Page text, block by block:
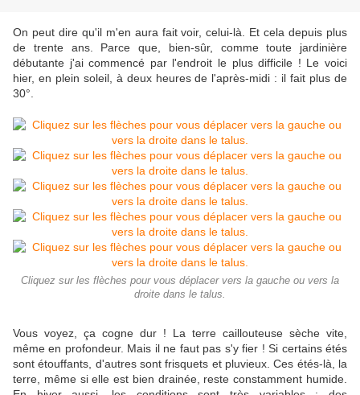
On peut dire qu'il m'en aura fait voir, celui-là. Et cela depuis plus
de trente ans. Parce que, bien-sûr, comme toute jardinière
débutante j'ai commencé par l'endroit le plus difficile ! Le voici
hier, en plein soleil, à deux heures de l'après-midi : il fait plus de
30°.
Cliquez sur les flèches pour vous déplacer vers la gauche ou vers la
droite dans le talus.
Vous voyez, ça cogne dur ! La terre caillouteuse sèche vite,
même en profondeur. Mais il ne faut pas s'y fier ! Si certains étés
sont étouffants, d'autres sont frisquets et pluvieux. Ces étés-là, la
terre, même si elle est bien drainée, reste constamment humide.